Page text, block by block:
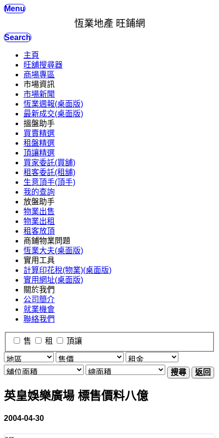
Menu
恆業地產 旺鋪網
Search
主頁
旺舖搜尋器
商場專區
市場資訊
市場新聞
恆業週報(桌面版)
最新成交(桌面版)
搵盤助手
買賣精選
租盤精選
頂讓精選
買家委託(買舖)
租客委託(租舖)
生意頂手(頂手)
我的查詢
放盤助手
物業出售
物業出租
租客放頂
商鋪物業問題
恆業大夫(桌面版)
實用工具
計算印花稅(物業)(桌面版)
實用網址(桌面版)
關於我們
公司簡介
就業機會
聯絡我們
售 租 頂讓
搜尋 返回
英皇娛樂廣場 標售價料八億
2004-04-30